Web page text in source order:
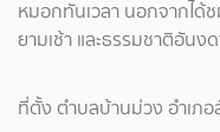
หมอกทันเวลา นอกจากได้
ยามเช้า และธรรมชาติอัน
ที่ตั้ง ตำบลบ้านม่วง อำเภ